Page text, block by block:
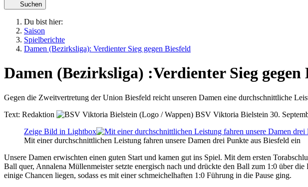
Suchen
Du bist hier:
Saison
Spielberichte
Damen (Bezirksliga): Verdienter Sieg gegen Biesfeld
Damen (Bezirksliga) :Verdienter Sieg gegen
Gegen die Zweitvertretung der Union Biesfeld reicht unseren Damen eine durchschnittliche
Text: Redaktion BSV Viktoria Bielstein 30.
Zeige Bild in Lightbox
Mit einer durchschnittlichen Leistung fahren unsere Damen drei Punkte aus Biesfeld ein
Unsere Damen erwischten einen guten Start und kamen gut ins Spiel. Mit dem ersten
Ball quer, Annalena Müllenmeister setzte energisch nach und drückte den Ball zum 1:0 über
einige Chancen liegen, sodass es mit einer schmeichelhaften 1:0 Führung in die Pause ging.